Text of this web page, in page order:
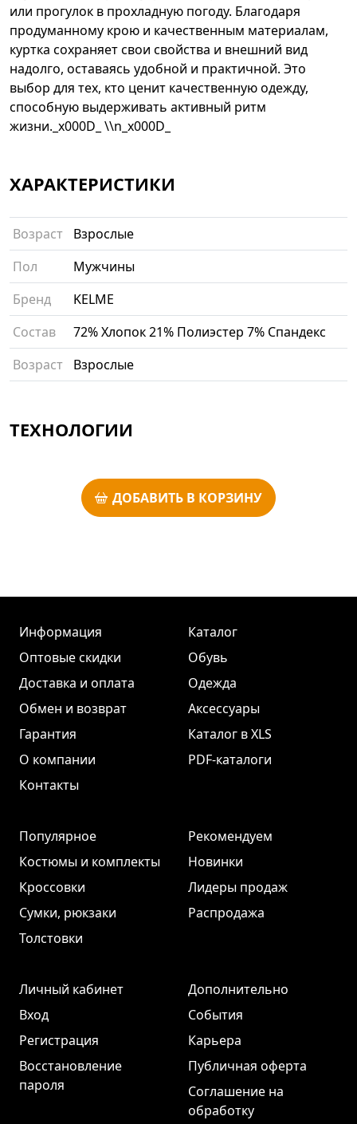
или прогулок в прохладную погоду. Благодаря
продуманному крою и качественным материалам,
куртка сохраняет свои свойства и внешний вид
надолго, оставаясь удобной и практичной. Это
выбор для тех, кто ценит качественную одежду,
способную выдерживать активный ритм
жизни._x000D_ \\n_x000D_
ХАРАКТЕРИСТИКИ
Возраст
Взрослые
Пол
Мужчины
Бренд
KELME
Состав
72% Хлопок 21% Полиэстер 7% Спандекс
Возраст
Взрослые
ТЕХНОЛОГИИ
ДОБАВИТЬ В КОРЗИНУ
Информация
Оптовые скидки
Доставка и оплата
Обмен и возврат
Гарантия
О компании
Контакты
Каталог
Обувь
Одежда
Аксессуары
Каталог в XLS
PDF-каталоги
Популярное
Костюмы и комплекты
Кроссовки
Сумки, рюкзаки
Толстовки
Рекомендуем
Новинки
Лидеры продаж
Распродажа
Личный кабинет
Вход
Регистрация
Восстановление
пароля
Дополнительно
События
Карьера
Публичная оферта
Соглашение на
обработку